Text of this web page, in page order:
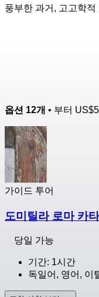
풍부한 과거, 고고학
옵션 12개 • 부터
가이드 투어
도미틸라 로마 카
당일 가능
기간: 1시간
독일어, 영어, 이